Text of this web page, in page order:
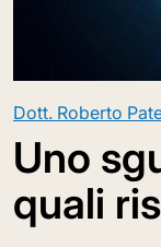
Dott. Roberto
Uno
quali